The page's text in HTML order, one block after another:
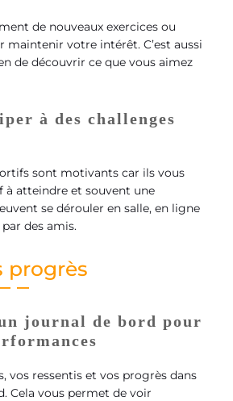
de nouveaux exercices ou
maintenir votre intérêt. C’est aussi
de découvrir ce que vous aimez
à des challenges
sont motivants car ils vous
atteindre et souvent une
se dérouler en salle, en ligne
des amis.
progrès
journal de bord pour
vos ressentis et vos progrès dans
Cela vous permet de voir